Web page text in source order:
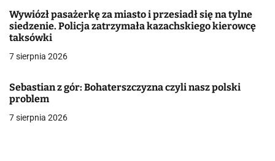
w
p
i
s
u
Wywiózł pasażerkę za miasto i przesiadł się na tylne
siedzenie. Policja zatrzymała kazachskiego kierowcę
taksówki
7 sierpnia 2026
Sebastian z gór: Bohaterszczyzna czyli nasz polski
problem
7 sierpnia 2026